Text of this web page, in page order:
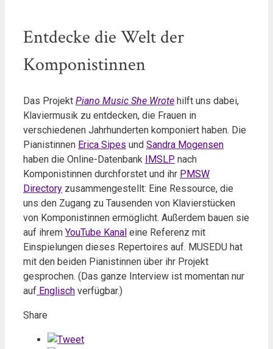
Entdecke die Welt der
Komponistinnen
Das Projekt Piano Music She Wrote hilft uns dabei,
Klaviermusik zu entdecken, die Frauen in
verschiedenen Jahrhunderten komponiert haben. Die
Pianistinnen Erica Sipes und Sandra Mogensen
haben die Online-Datenbank IMSLP nach
Komponistinnen durchforstet und ihr PMSW
Directory zusammengestellt: Eine Ressource, die
uns den Zugang zu Tausenden von Klavierstücken
von Komponistinnen ermöglicht. Außerdem bauen sie
auf ihrem YouTube Kanal eine Referenz mit
Einspielungen dieses Repertoires auf. MUSEDU hat
mit den beiden Pianistinnen über ihr Projekt
gesprochen. (Das ganze Interview ist momentan nur
auf Englisch verfügbar.)
Share